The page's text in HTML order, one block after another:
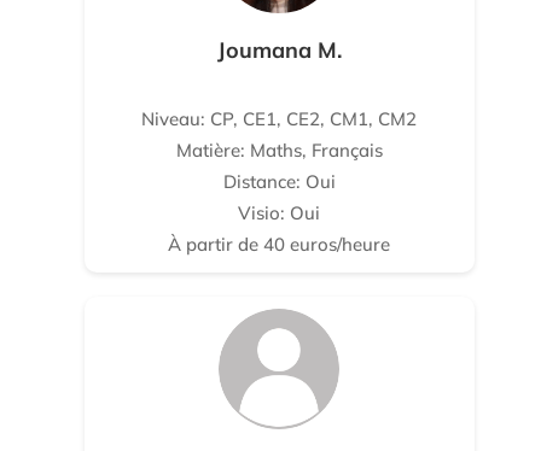
Joumana M.
Niveau: CP, CE1, CE2, CM1, CM2
Matière: Maths, Français
Distance: Oui
Visio: Oui
À partir de 40 euros/heure